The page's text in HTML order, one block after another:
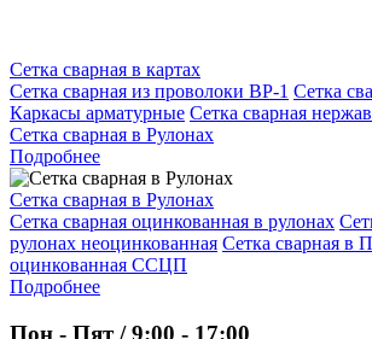
Сетка сварная в картах
Сетка сварная из проволоки ВР-1 Сетка
Каркасы арматурные Сетка сварная
Сетка сварная в Рулонах
Подробнее
Сетка сварная в Рулонах
Сетка сварная оцинкованная в рулонах
рулонах неоцинкованная Сетка сварная в
оцинкованная ССЦП
Подробнее
Пон - Пят / 9:00 - 17:00